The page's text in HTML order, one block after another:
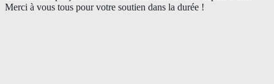
Merci à vous tous pour votre soutien dans la durée !